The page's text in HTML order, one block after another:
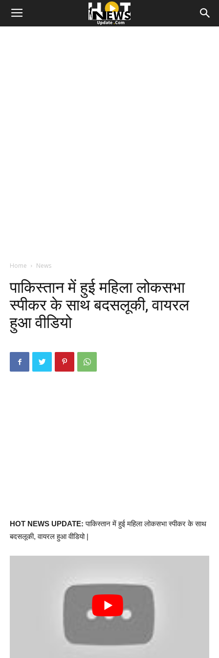
Home News
पाकिस्तान में हुई महिला लोकसभा
स्पीकर के साथ बदसलूकी, वायरल
हुआ वीडियो
HOT NEWS UPDATE: पाकिस्तान में हुई महिला लोकसभा स्पीकर के साथ
बदसलूकी, वायरल हुआ वीडियो |